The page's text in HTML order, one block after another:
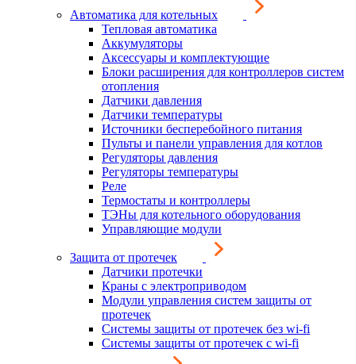
Автоматика для котельных
Тепловая автоматика
Аккумуляторы
Аксессуары и комплектующие
Блоки расширения для контроллеров систем
отопления
Датчики давления
Датчики температуры
Источники бесперебойного питания
Пульты и панели управления для котлов
Регуляторы давления
Регуляторы температуры
Реле
Термостаты и контроллеры
ТЭНы для котельного оборудования
Управляющие модули
Защита от протечек
Датчики протечки
Краны с электроприводом
Модули управления систем защиты от
протечек
Системы защиты от протечек без wi-fi
Системы защиты от протечек с wi-fi